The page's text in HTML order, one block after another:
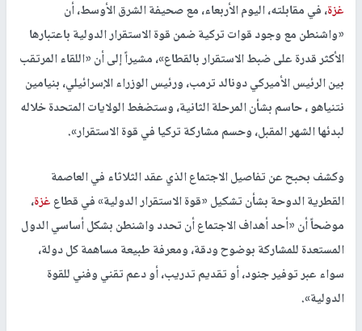
غزة، في مقابلته، اليوم الأربعاء، مع صحيفة الشرق الأوسط، أن
«واشنطن مع وجود قوات تركية ضمن قوة الاستقرار الدولية باعتبارها
الأكثر قدرة على ضبط الاستقرار بالقطاع»، مشيراً إلى أن «اللقاء المرتقب
بين الرئيس الأميركي دونالد ترمب، ورئيس الوزراء الإسرائيلي، بنيامين
نتنياهو ، حاسم بشأن المرحلة الثانية، وستضغط الولايات المتحدة خلاله
لبدئها الشهر المقبل، وحسم مشاركة تركيا في قوة الاستقرار».
وكشف بحبح عن تفاصيل الاجتماع الذي عقد الثلاثاء في العاصمة
القطرية الدوحة بشأن تشكيل «قوة الاستقرار الدولية» في قطاعغزة،
موضحاً أن «أحد أهداف الاجتماع أن تحدد واشنطن بشكل أساسي الدول
المستعدة للمشاركة بوضوح ودقة، ومعرفة طبيعة مساهمة كل دولة،
سواء عبر توفير جنود، أو تقديم تدريب، أو دعم تقني وفني للقوة
الدولية».